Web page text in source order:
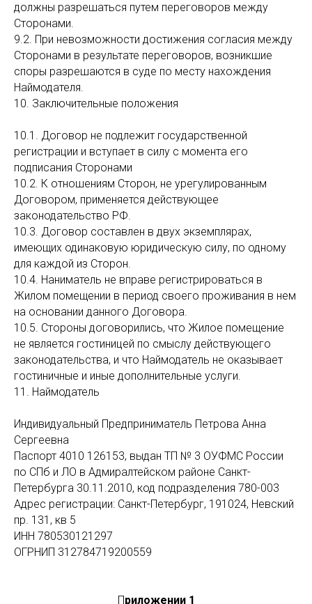
должны разрешаться путем переговоров между
Сторонами.
9.2. При невозможности достижения согласия между
Сторонами в результате переговоров, возникшие
споры разрешаются в суде по месту нахождения
Наймодателя.
10. Заключительные положения
10.1. Договор не подлежит государственной
регистрации и вступает в силу с момента его
подписания Сторонами
10.2. К отношениям Сторон, не урегулированным
Договором, применяется действующее
законодательство РФ.
10.3. Договор составлен в двух экземплярах,
имеющих одинаковую юридическую силу, по одному
для каждой из Сторон.
10.4. Наниматель не вправе регистрироваться в
Жилом помещении в период своего проживания в нем
на основании данного Договора.
10.5. Стороны договорились, что Жилое помещение
не является гостиницей по смыслу действующего
законодательства, и что Наймодатель не оказывает
гостиничные и иные дополнительные услуги.
11. Наймодатель
Индивидуальный Предприниматель Петрова Анна
Сергеевна
Паспорт 4010 126153, выдан ТП № 3 ОУФМС России
по СПб и ЛО в Адмиралтейском районе Санкт-
Петербурга 30.11.2010, код подразделения 780-003
Адрес регистрации: Санкт-Петербург, 191024, Невский
пр. 131, кв 5
ИНН 780530121297
ОГРНИП 312784719200559
Приложении 1